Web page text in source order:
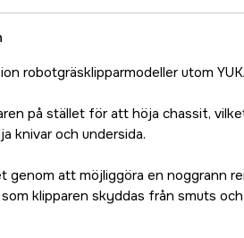
robotgräsklipparmodeller utom
på stället för att höja chassit,
knivar och undersida.
genom att möjliggöra en noggrann
klipparen skyddas från smuts